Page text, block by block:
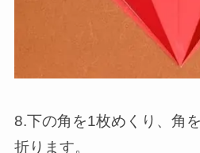
8.下の角を1枚めくり、角
折ります。